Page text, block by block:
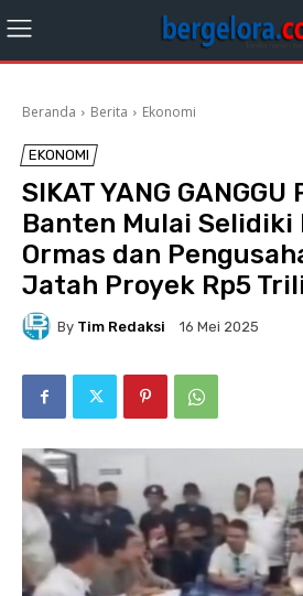
Beranda Berita Ekonomi
EKONOMI
SIKAT YANG GANGGU
Banten Mulai Selidiki
Ormas dan
Jatah Proyek Rp5
By Tim Redaksi 16 Mei 2025